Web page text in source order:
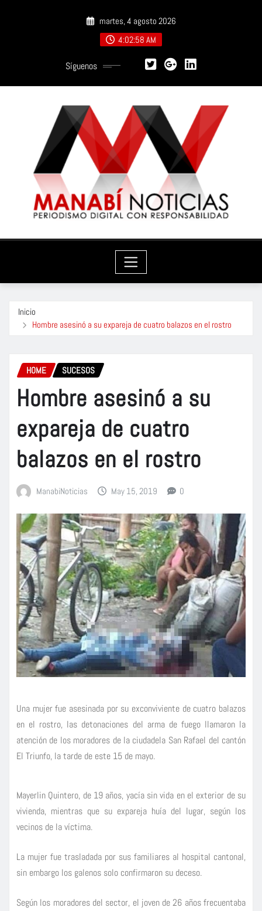
martes, 4 agosto 2026
4:03:00 AM
Síguenos
Inicio
Hombre asesinó a su expareja de cuatro balazos en el rostro
HOME SUCESOS
Hombre asesinó a su
expareja de cuatro
balazos en el rostro
ManabiNoticias May 15, 2019 0
Una mujer fue asesinada por su exconviviente de cuatro balazos
en el rostro, las detonaciones del arma de fuego llamaron la
atención de los moradores de la ciudadela San Rafael del cantón
El Triunfo, la tarde de este 15 de mayo.
Mayerlin Quintero, de 19 años, yacía sin vida en el exterior de su
vivienda, mientras que su expareja huía del lugar, según los
vecinos de la víctima.
La mujer fue trasladada por sus familiares al hospital cantonal,
sin embargo los galenos solo confirmaron su deceso.
Según los moradores del sector, el joven de 26 años frecuentaba